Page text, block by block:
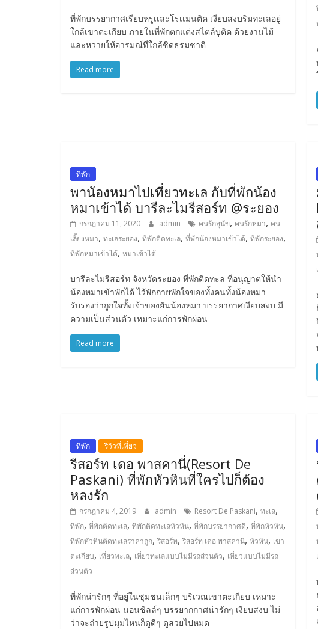
ที่พักบรรยากาศเรียบหรูเเละโรเเมนติค เงียบสงบริมทะเลอยู่
ใกล้เขาตะเกียบ ภายในที่พักตกแต่งสไตล์บูติค ด้วยงานไม้
และหวายให้อารมณ์ที่ใกล้ชิดธรมชาติ
Read more
ที่พัก
พาน้องหมาไปเที่ยวทะเล กับที่พักน้อง
หมาเข้าได้ บารีละไมรีสอร์ท @ระยอง
กรกฎาคม 11, 2020 admin คนรักสุนัข, คนรักหมา, คน
เลี้ยงหมา, ทะเลระยอง, ที่พักติดทะเล, ที่พักน้องหมาเข้าได้, ที่พักระยอง,
ที่พักหมาเข้าได้, หมาเข้าได้
บารีละไมรีสอร์ท จังหวัดระยอง ที่พักติดทะล ที่อนุญาตให้นำ
น้องหมาเข้าพักได้ ไว้พักกายพักใจของทั้งคนทั้งน้องหมา
รับรองว่าถูกใจทั้งเจ้าของยันน้องหมา บรรยากาศเงียบสงบ มี
ความเป็นส่วนตัว เหมาะแก่การพักผ่อน
Read more
ที่พัก รีวิวที่เที่ยว
รีสอร์ท เดอ พาสคานี่(Resort De
Paskani) ที่พักหัวหินที่ใครไปก็ต้อง
หลงรัก
กรกฎาคม 4, 2019 admin Resort De Paskani, ทะเล,
ที่พัก, ที่พักติดทะเล, ที่พักติดทะเลหัวหิน, ที่พักบรรยากาศดี, ที่พักหัวหิน,
ที่พักหัวหินติดทะเลราคาถูก,รีสอร์ท,รีสอร์ท เดอ พาสคานี่, หัวหิน, เขา
ตะเกียบ, เที่ยวทะเล, เที่ยวทะเลแบบไม่มีรถส่วนตัว, เที่ยวแบบไม่มีรถ
ส่วนตัว
ที่พักน่ารักๆ ที่อยู่ในชุมชนเล็กๆ บริเวณเขาตะเกียบ เหมาะ
แก่การพักผ่อน นอนชิลล์ๆ บรรยากกาศน่ารักๆ เงียบสงบ ไม่
ว่าจะถ่ายรูปมุมไหนก็ดูดีๆ ดูสวยไปหมด